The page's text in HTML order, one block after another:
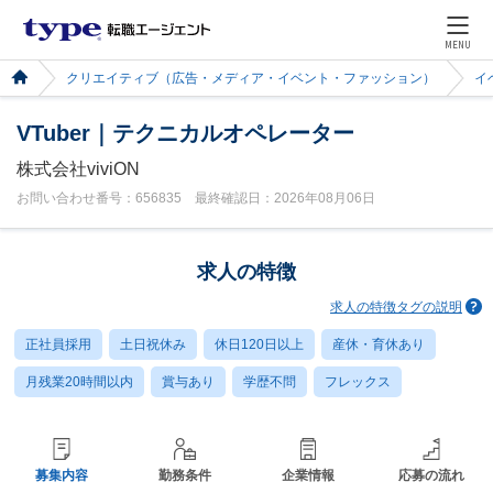
MENU
クリエイティブ（広告・メディア・イベント・ファッション） イ
VTuber｜テクニカルオペレーター
株式会社viviON
お問い合わせ番号：656835 最終確認日：2026年08月06日
求人の特徴
求人の特徴タグの説明
正社員採用 土日祝休み 休日120日以上 産休・育休あり
月残業20時間以内 賞与あり 学歴不問 フレックス
募集内容 勤務条件 企業情報 応募の流れ